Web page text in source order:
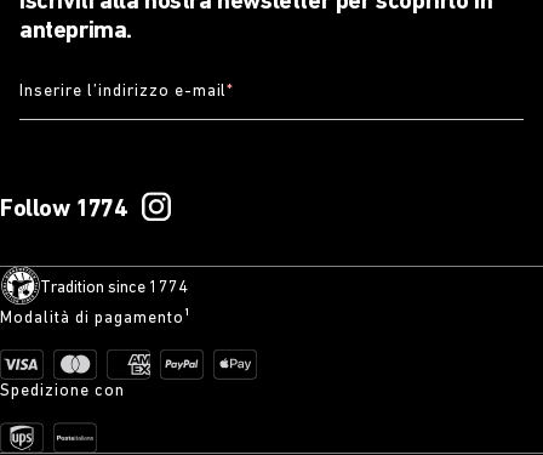
anteprima.
Inserire l’indirizzo e-mail*
Follow 1774
Tradition since 1774
Modalità di pagamento¹
Spedizione con